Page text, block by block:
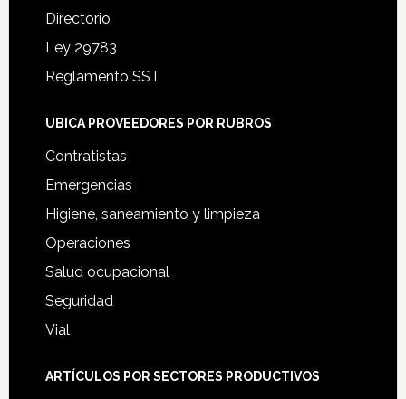
Directorio
Ley 29783
Reglamento SST
UBICA PROVEEDORES POR RUBROS
Contratistas
Emergencias
Higiene, saneamiento y limpieza
Operaciones
Salud ocupacional
Seguridad
Vial
ARTÍCULOS POR SECTORES PRODUCTIVOS